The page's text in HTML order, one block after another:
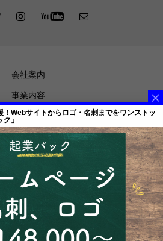
会社案内
事業内容
表からの想い
お知らせ
メディア掲載
ブログ
イバシーポリシー
取引法に基づく表記
メルマガ登録
！Webサイトからロゴ・名刺までをワンストッ
」